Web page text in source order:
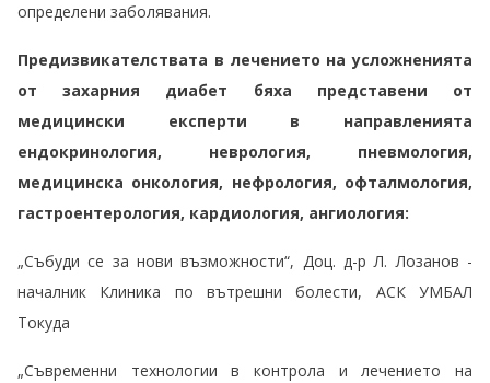
определени заболявания.
Предизвикателствата в лечението на усложненията
от захарния диабет бяха представени от
медицински експерти в направленията
ендокринология, неврология, пневмология,
медицинска онкология, нефрология, офталмология,
гастроентерология, кардиология, ангиология:
„Събуди се за нови възможности“, Доц. д-р Л. Лозанов -
началник Клиника по вътрешни болести, АСК УМБАЛ
Токуда
„Съвременни технологии в контрола и лечението на